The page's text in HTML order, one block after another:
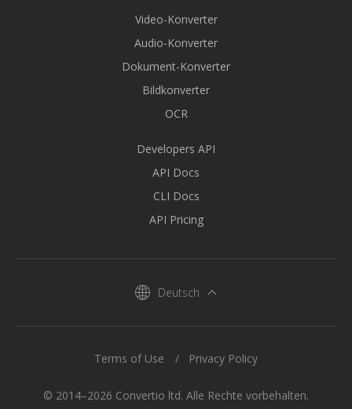
Video-Konverter
Audio-Konverter
Dokument-Konverter
Bildkonverter
OCR
Developers API
API Docs
CLI Docs
API Pricing
Deutsch
© 2014–2026 Convertio ltd. Alle Rechte vorbehalten.
Terms of Use Privacy Policy